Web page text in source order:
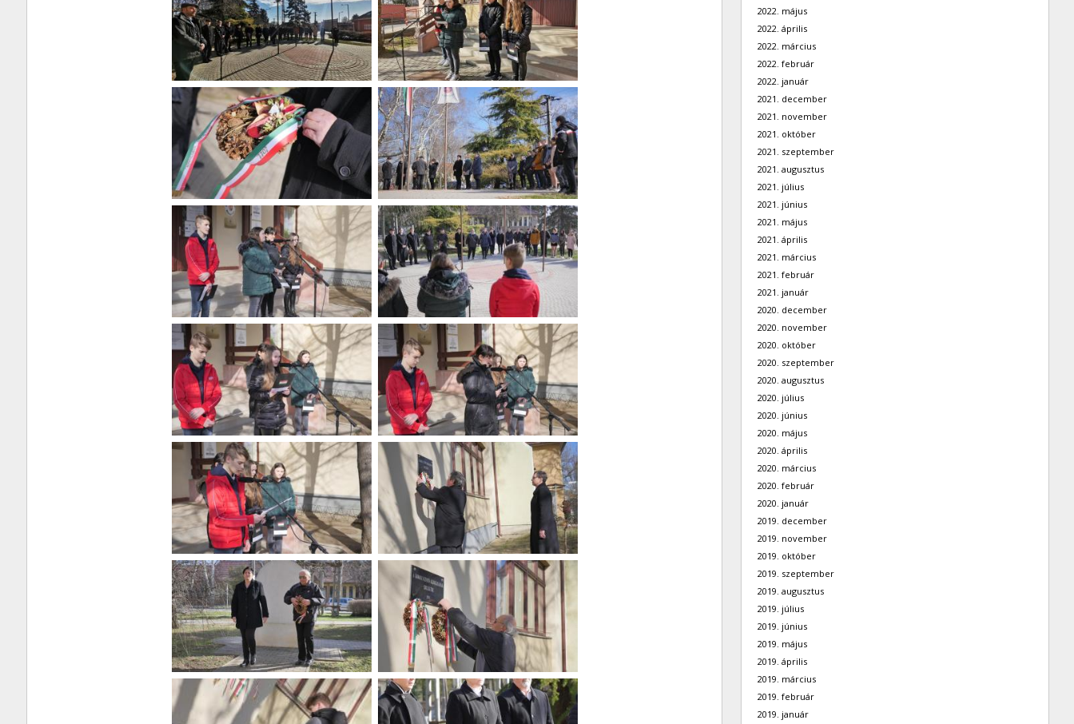
2022. május
2022. április
2022. március
2022. február
2022. január
2021. december
2021. november
2021. október
2021. szeptember
2021. augusztus
2021. július
2021. június
2021. május
2021. április
2021. március
2021. február
2021. január
2020. december
2020. november
2020. október
2020. szeptember
2020. augusztus
2020. július
2020. június
2020. május
2020. április
2020. március
2020. február
2020. január
2019. december
2019. november
2019. október
2019. szeptember
2019. augusztus
2019. július
2019. június
2019. május
2019. április
2019. március
2019. február
2019. január